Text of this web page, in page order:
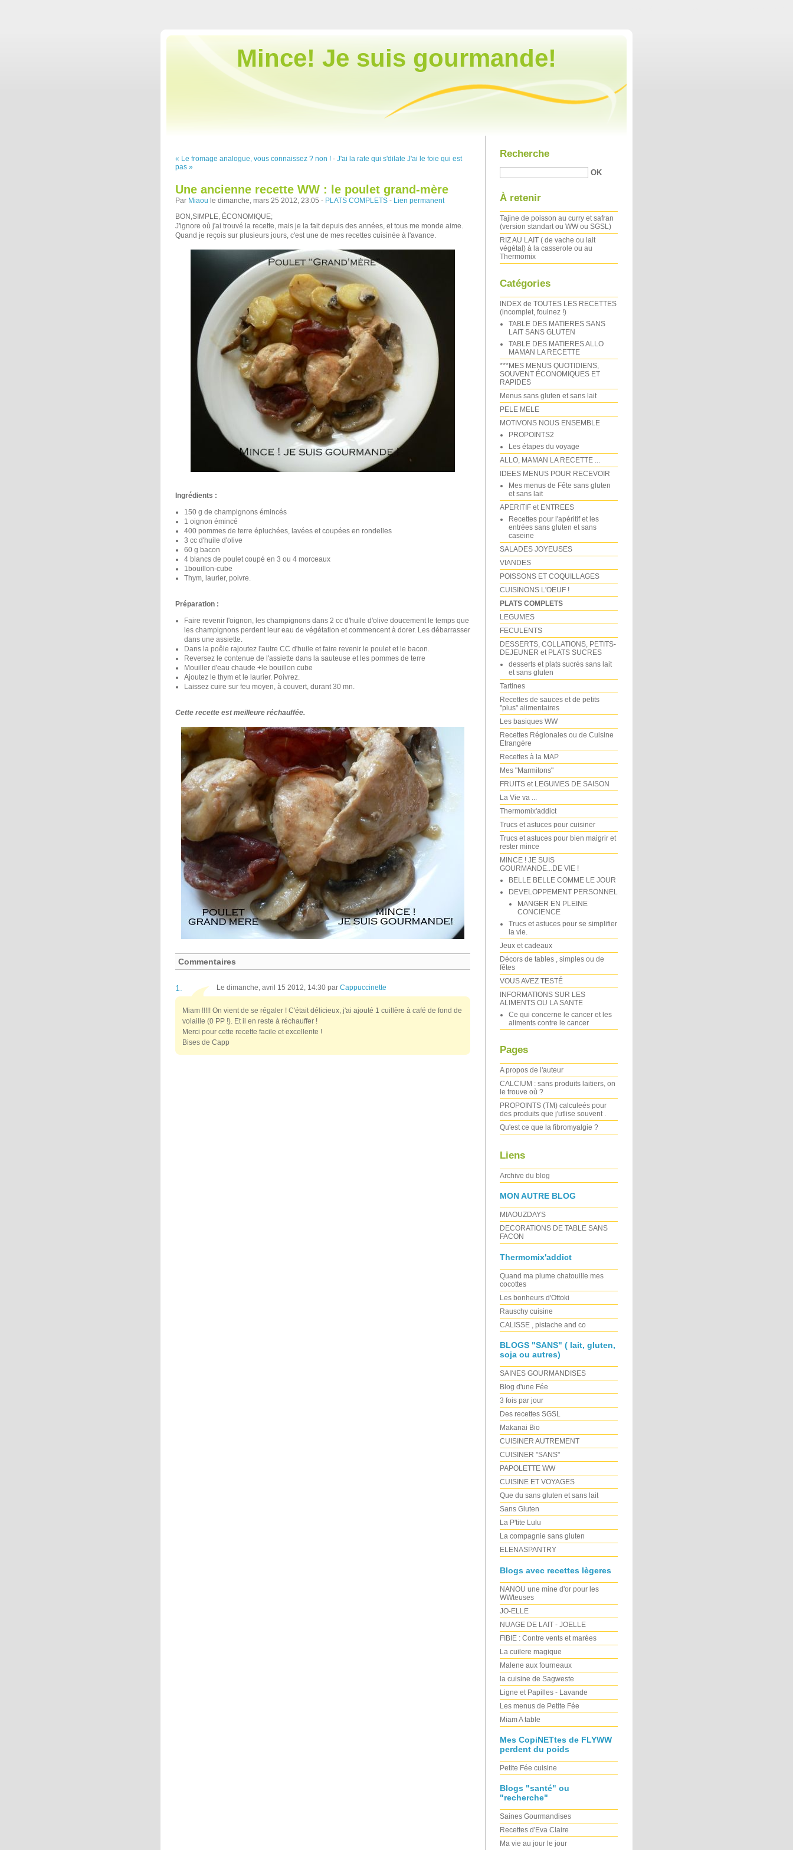
Mince! Je suis gourmande!
« Le fromage analogue, vous connaissez ? non ! - J'ai la rate qui s'dilate J'ai le foie qui est
pas »
Une ancienne recette WW : le poulet grand-mère
Par Miaou le dimanche, mars 25 2012, 23:05 - PLATS COMPLETS - Lien permanent
BON,SIMPLE, ÉCONOMIQUE;
J'ignore où j'ai trouvé la recette, mais je la fait depuis des années, et tous me monde aime.
Quand je reçois sur plusieurs jours, c'est une de mes recettes cuisinée à l'avance.
Ingrédients :
150 g de champignons émincés
1 oignon émincé
400 pommes de terre épluchées, lavées et coupées en rondelles
3 cc d'huile d'olive
60 g bacon
4 blancs de poulet coupé en 3 ou 4 morceaux
1bouillon-cube
Thym, laurier, poivre.
Préparation :
Faire revenir l'oignon, les champignons dans 2 cc d'huile d'olive doucement le temps que
les champignons perdent leur eau de végétation et commencent à dorer. Les débarrasser
dans une assiette.
Dans la poêle rajoutez l'autre CC d'huile et faire revenir le poulet et le bacon.
Reversez le contenue de l'assiette dans la sauteuse et les pommes de terre
Mouiller d'eau chaude +le bouillon cube
Ajoutez le thym et le laurier. Poivrez.
Laissez cuire sur feu moyen, à couvert, durant 30 mn.
Cette recette est meilleure réchauffée.
Commentaires
1. Le dimanche, avril 15 2012, 14:30 par Cappuccinette
Miam !!!!! On vient de se régaler ! C'était délicieux, j'ai ajouté 1 cuillère à café de fond de
volaille (0 PP !). Et il en reste à réchauffer !
Merci pour cette recette facile et excellente !
Bises de Capp
Recherche
À retenir
Tajine de poisson au curry et safran
(version standart ou WW ou SGSL)
RIZ AU LAIT ( de vache ou lait
végétal) à la casserole ou au
Thermomix
Catégories
INDEX de TOUTES LES RECETTES
(incomplet, fouinez !)
TABLE DES MATIERES SANS
LAIT SANS GLUTEN
TABLE DES MATIERES ALLO
MAMAN LA RECETTE
***MES MENUS QUOTIDIENS,
SOUVENT ÉCONOMIQUES ET
RAPIDES
Menus sans gluten et sans lait
PELE MELE
MOTIVONS NOUS ENSEMBLE
PROPOINTS2
Les étapes du voyage
ALLO, MAMAN LA RECETTE ...
IDEES MENUS POUR RECEVOIR
Mes menus de Fête sans gluten
et sans lait
APERITIF et ENTREES
Recettes pour l'apéritif et les
entrées sans gluten et sans
caseine
SALADES JOYEUSES
VIANDES
POISSONS ET COQUILLAGES
CUISINONS L'OEUF !
PLATS COMPLETS
LEGUMES
FECULENTS
DESSERTS, COLLATIONS, PETITS-
DEJEUNER et PLATS SUCRES
desserts et plats sucrés sans lait
et sans gluten
Tartines
Recettes de sauces et de petits
"plus" alimentaires
Les basiques WW
Recettes Régionales ou de Cuisine
Etrangère
Recettes à la MAP
Mes "Marmitons"
FRUITS et LEGUMES DE SAISON
La Vie va ...
Thermomix'addict
Trucs et astuces pour cuisiner
Trucs et astuces pour bien maigrir et
rester mince
MINCE ! JE SUIS
GOURMANDE...DE VIE !
BELLE BELLE COMME LE JOUR
DEVELOPPEMENT PERSONNEL
MANGER EN PLEINE
CONCIENCE
Trucs et astuces pour se simplifier
la vie.
Jeux et cadeaux
Décors de tables , simples ou de
fêtes
VOUS AVEZ TESTÉ
INFORMATIONS SUR LES
ALIMENTS OU LA SANTE
Ce qui concerne le cancer et les
aliments contre le cancer
Pages
A propos de l'auteur
CALCIUM : sans produits laitiers, on
le trouve où ?
PROPOINTS (TM) calculeés pour
des produits que j'utlise souvent .
Qu'est ce que la fibromyalgie ?
Liens
Archive du blog
MON AUTRE BLOG
MIAOUZDAYS
DECORATIONS DE TABLE SANS
FACON
Thermomix'addict
Quand ma plume chatouille mes
cocottes
Les bonheurs d'Ottoki
Rauschy cuisine
CALISSE , pistache and co
BLOGS "SANS" ( lait, gluten,
soja ou autres)
SAINES GOURMANDISES
Blog d'une Fée
3 fois par jour
Des recettes SGSL
Makanai Bio
CUISINER AUTREMENT
CUISINER "SANS"
PAPOLETTE WW
CUISINE ET VOYAGES
Que du sans gluten et sans lait
Sans Gluten
La P'tite Lulu
La compagnie sans gluten
ELENASPANTRY
Blogs avec recettes lègeres
NANOU une mine d'or pour les
WWteuses
JO-ELLE
NUAGE DE LAIT - JOELLE
FIBIE : Contre vents et marées
La cuilere magique
Malene aux fourneaux
la cuisine de Sagweste
Ligne et Papilles - Lavande
Les menus de Petite Fée
Miam A table
Mes CopiNETtes de FLYWW
perdent du poids
Petite Fée cuisine
Blogs "santé" ou
"recherche"
Saines Gourmandises
Recettes d'Eva Claire
Ma vie au jour le jour